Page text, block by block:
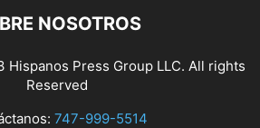
NOSOTROS
Hispanos Press Group LLC. All rights
Reserved
747-999-5514